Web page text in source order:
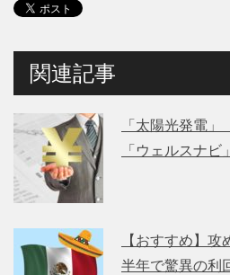
関連記事
「太陽光発電」
「ウェルスナビ
【おすすめ】
半年で驚異の利